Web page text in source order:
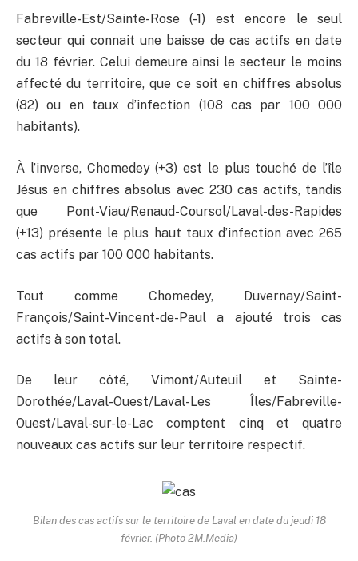
Fabreville-Est/Sainte-Rose (-1) est encore le seul
secteur qui connait une baisse de cas actifs en date
du 18 février. Celui demeure ainsi le secteur le moins
affecté du territoire, que ce soit en chiffres absolus
(82) ou en taux d’infection (108 cas par 100 000
habitants).
À l’inverse, Chomedey (+3) est le plus touché de l’île
Jésus en chiffres absolus avec 230 cas actifs, tandis
que Pont-Viau/Renaud-Coursol/Laval-des-Rapides
(+13) présente le plus haut taux d’infection avec 265
cas actifs par 100 000 habitants.
Tout comme Chomedey, Duvernay/Saint-
François/Saint-Vincent-de-Paul a ajouté trois cas
actifs à son total.
De leur côté, Vimont/Auteuil et Sainte-
Dorothée/Laval-Ouest/Laval-Les Îles/Fabreville-
Ouest/Laval-sur-le-Lac comptent cinq et quatre
nouveaux cas actifs sur leur territoire respectif.
Bilan des cas actifs sur le territoire de Laval en date du jeudi 18
février. (Photo 2M.Media)